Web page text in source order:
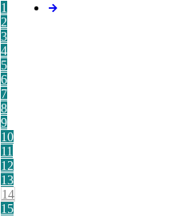
1
2
3
4
5
6
7
8
9
10
11
12
13
14
15